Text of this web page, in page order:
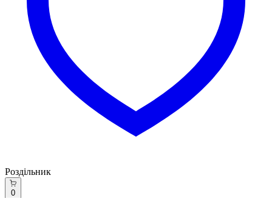
Роздільник
0